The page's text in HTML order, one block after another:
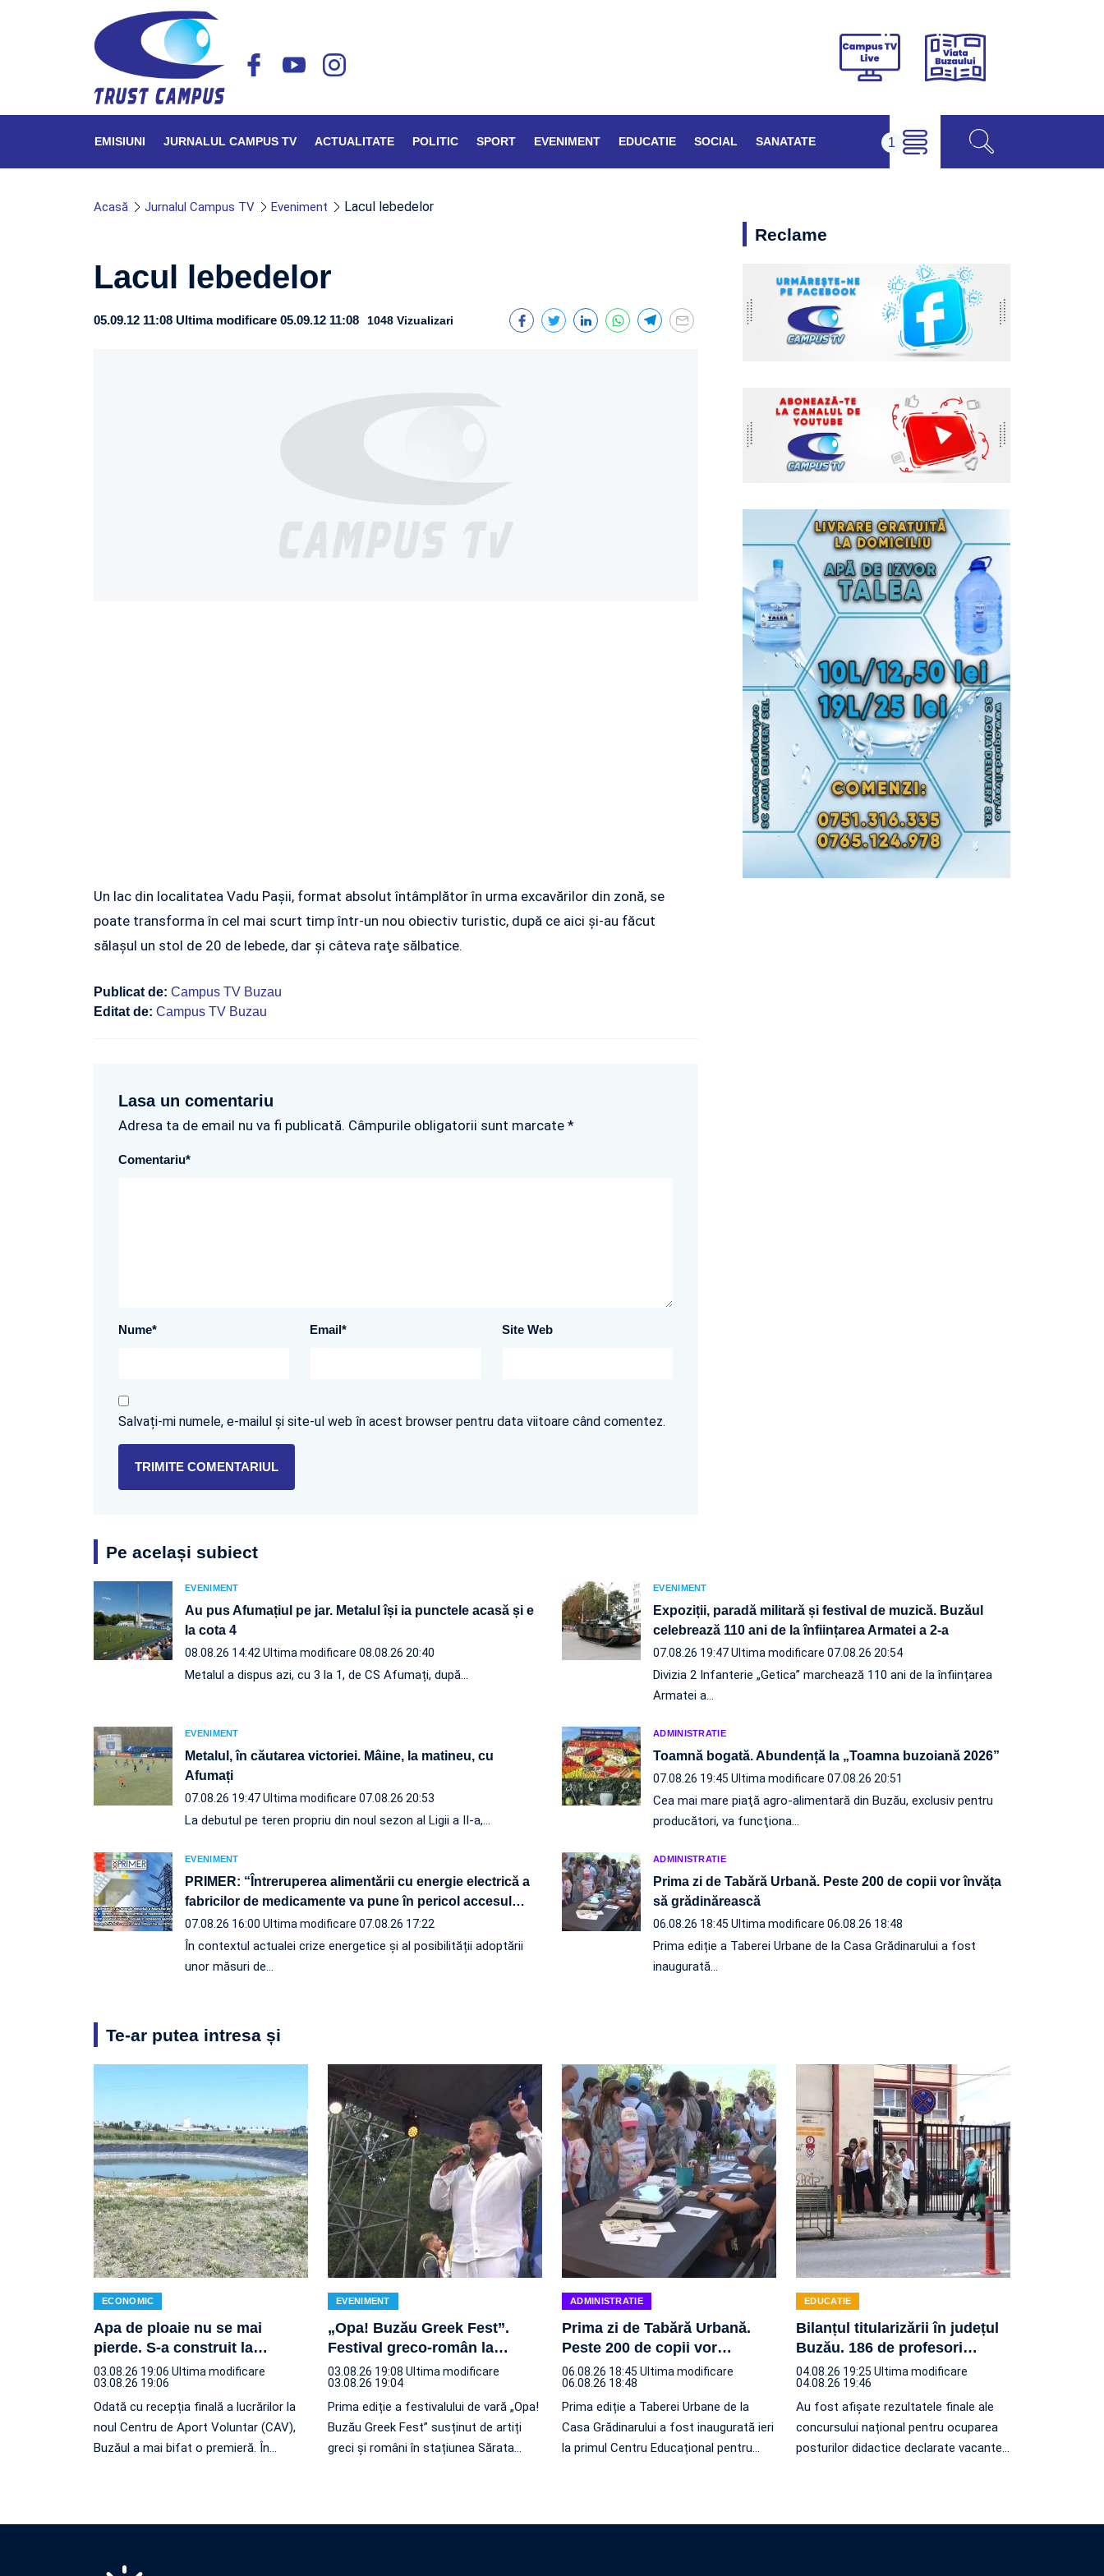
Campus
Viața
EMISIUNI JURNALUL CAMPUS TV ACTUALITATE POLITIC SPORT EVENIMENT EDUCATIE SOCIAL SANATATE
Acasă Jurnalul Campus TV Eveniment Lacul lebedelor
Lacul lebedelor
05.09.12 11:08 Ultima modificare 05.09.12 11:08 1048 Vizualizari
Un lac din localitatea Vadu Paşii, format absolut întâmplător în urma excavărilor din zonă, se
poate transforma în cel mai scurt timp într-un nou obiectiv turistic, după ce aici şi-au făcut
sălaşul un stol de 20 de lebede, dar şi câteva raţe sălbatice.
Publicat de: Campus TV Buzau
Editat de: Campus TV Buzau
Lasa un comentariu
Adresa ta de email nu va fi publicată. Câmpurile obligatorii sunt marcate *
Comentariu*
Nume* Email* Site Web
Salvați-mi numele, e-mailul și site-ul web în acest browser pentru data viitoare când comentez.
Reclame
Pe același subiect
EVENIMENT
Au pus Afumațiul pe jar. Metalul își ia punctele acasă și e
la cota 4
08.08.26 14:42 Ultima modificare 08.08.26 20:40
Metalul a dispus azi, cu 3 la 1, de CS Afumați, după…
EVENIMENT
Expoziții, paradă militară și festival de muzică. Buzăul
celebrează 110 ani de la înființarea Armatei a 2-a
07.08.26 19:47Ultima modificare 07.08.26 20:54
Divizia 2 Infanterie „Getica” marchează 110 ani de la înființarea
Armatei a…
EVENIMENT
Metalul, în căutarea victoriei. Mâine, la matineu, cu
Afumați
07.08.26 19:47Ultima modificare 07.08.26 20:53
La debutul pe teren propriu din noul sezon al Ligii a II-a,…
ADMINISTRATIE
Toamnă bogată. Abundență la „Toamna buzoiană 2026”
07.08.26 19:45 Ultima modificare 07.08.26 20:51
Cea mai mare piaţă agro-alimentară din Buzău, exclusiv pentru
producători, va funcţiona…
EVENIMENT
PRIMER: “Întreruperea alimentării cu energie electrică a
fabricilor de medicamente va pune în pericol accesul …
07.08.26 16:00 Ultima modificare 07.08.26 17:22
În contextul actualei crize energetice și al posibilității adoptării
unor măsuri de…
ADMINISTRATIE
Prima zi de Tabără Urbană. Peste 200 de copii vor învăța
să grădinărească
06.08.26 18:45 Ultima modificare 06.08.26 18:48
Prima ediție a Taberei Urbane de la Casa Grădinarului a fost
inaugurată…
Te-ar putea intresa și
ECONOMIC
Apa de ploaie nu se mai
pierde. S-a construit la…
03.08.26 19:06 Ultima modificare
03.08.26 19:06
Odată cu recepția finală a lucrărilor la
noul Centru de Aport Voluntar (CAV),
Buzăul a mai bifat o premieră. În…
EVENIMENT
„Opa! Buzău Greek Fest”.
Festival greco-român la…
03.08.26 19:08 Ultima modificare
03.08.26 19:04
Prima ediție a festivalului de vară „Opa!
Buzău Greek Fest” susținut de artiți
greci și români în stațiunea Sărata…
ADMINISTRATIE
Prima zi de Tabără Urbană.
Peste 200 de copii vor…
06.08.26 18:45 Ultima modificare
06.08.26 18:48
Prima ediție a Taberei Urbane de la
Casa Grădinarului a fost inaugurată ieri
la primul Centru Educațional pentru…
EDUCATIE
Bilanțul titularizării în județul
Buzău. 186 de profesori…
04.08.26 19:25 Ultima modificare
04.08.26 19:46
Au fost afișate rezultatele finale ale
concursului național pentru ocuparea
posturilor didactice declarate vacante…